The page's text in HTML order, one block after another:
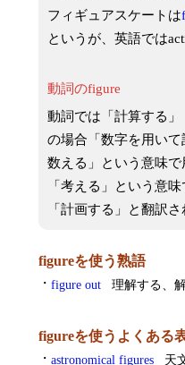
フィギュアスケートは
というが、英語では
動詞のfigure
動詞では「計算する
の場合「数字を用い
数える」という意味で
「考える」という意
「計画する」と翻訳さ
figureを使う熟語
・ figure out 理解する、
figureを使うよくある
・ astronomical figures
天